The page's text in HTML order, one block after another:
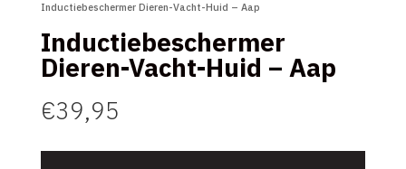
Inductiebeschermer Dieren-Vacht-Huid – Aap
Inductiebeschermer
Dieren-Vacht-Huid – Aap
€39,95